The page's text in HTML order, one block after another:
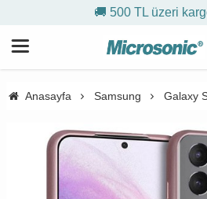
🚚 500 TL üzeri kargo bedava
Anasayfa Samsung Galaxy